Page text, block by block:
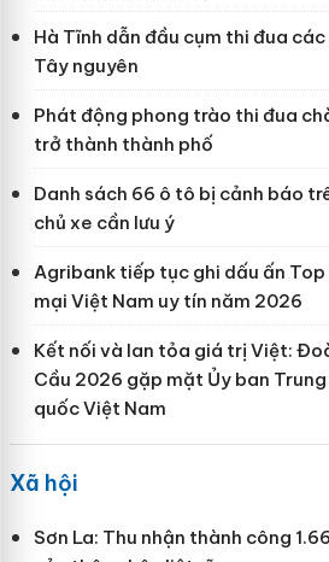
Hà Tĩnh dẫn đầu cụm thi đua
Tây nguyên
Phát động phong trào thi đua
trở thành thành phố
Danh sách 66 ô tô bị cảnh báo
chủ xe cần lưu ý
Agribank tiếp tục ghi dấu ấn Top
mại Việt Nam uy tín năm 2026
Kết nối và lan tỏa giá trị Việt:
Cầu 2026 gặp mặt Ủy ban
quốc Việt Nam
Xã hội
Sơn La: Thu nhận thành công